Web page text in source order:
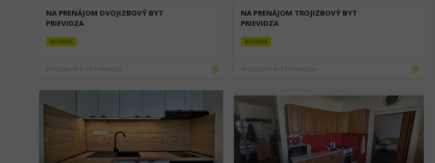
NA PRENÁJOM DVOJIZBOVÝ BYT
PRIEVIDZA
NOVINKA
DVOJIZBOVÉ BYTY PRIEVIDZA
NA PRENÁJOM TROJIZBOVÝ BYT
PRIEVIDZA
NOVINKA
TROJIZBOVÉ BYTY PRIEVIDZA
❮ ❯ ❮ ❯